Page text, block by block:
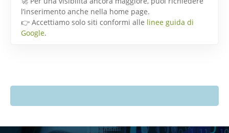
l’inserimento anche nella home page.
👉 Accettiamo solo siti conformi alle linee guida di
Google.